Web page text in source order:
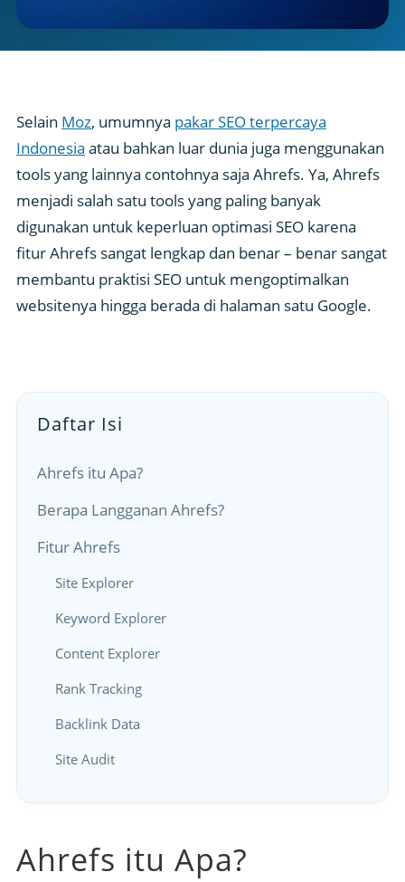
Selain Moz, umumnya pakar SEO terpercaya
Indonesia atau bahkan luar dunia juga menggunakan
tools yang lainnya contohnya saja Ahrefs. Ya, Ahrefs
menjadi salah satu tools yang paling banyak
digunakan untuk keperluan optimasi SEO karena
fitur Ahrefs sangat lengkap dan benar – benar sangat
membantu praktisi SEO untuk mengoptimalkan
websitenya hingga berada di halaman satu Google.
Daftar Isi
Ahrefs itu Apa?
Berapa Langganan Ahrefs?
Fitur Ahrefs
Site Explorer
Keyword Explorer
Content Explorer
Rank Tracking
Backlink Data
Site Audit
Ahrefs itu Apa?